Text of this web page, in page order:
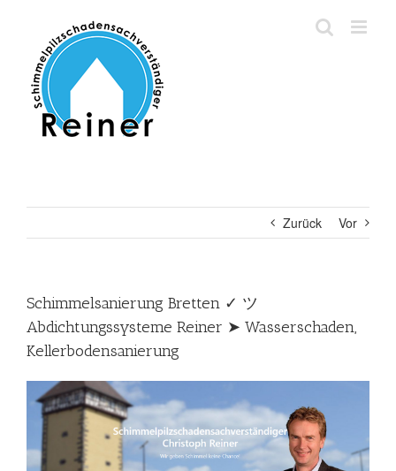
springen
Zurück Vor
Schimmelsanierung Bretten ✓ ツ
Abdichtungssysteme Reiner ➤ Wasserschaden,
Kellerbodensanierung